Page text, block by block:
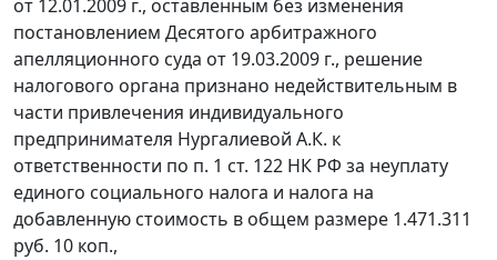
от 12.01.2009 г., оставленным без изменения
постановлением Десятого арбитражного
апелляционного суда от 19.03.2009 г., решение
налогового органа признано недействительным в
части привлечения индивидуального
предпринимателя Нургалиевой А.К. к
ответственности по п. 1 ст. 122 НК РФ за неуплату
единого социального налога и налога на
добавленную стоимость в общем размере 1.471.311
руб. 10 коп.,